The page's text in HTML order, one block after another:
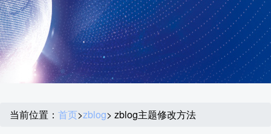
当前位置： 首页>zblog> zblog主题修改方法